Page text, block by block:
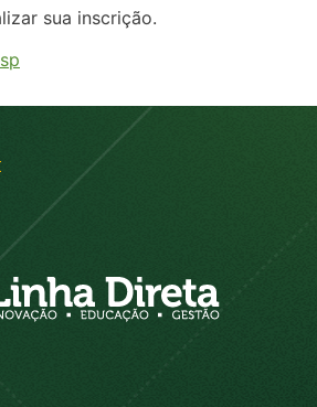
sua inscrição.